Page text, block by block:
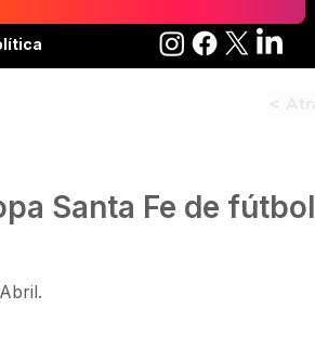
Santa Fe de fútbol